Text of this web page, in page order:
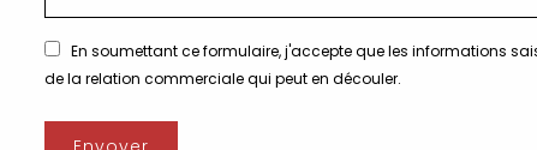
En soumettant ce formulaire, j'accepte que les informations
de la relation commerciale qui peut en découler.